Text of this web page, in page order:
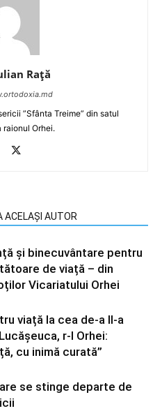
Raţă
”Sfânta Treime” din satul
raionul Orhei.
ACELAȘI AUTOR
și binecuvântare pentru
de viață – din
Vicariatului Orhei
viață la cea de-a II-a
r-l Orhei:
cu inimă curată”
se stinge departe de